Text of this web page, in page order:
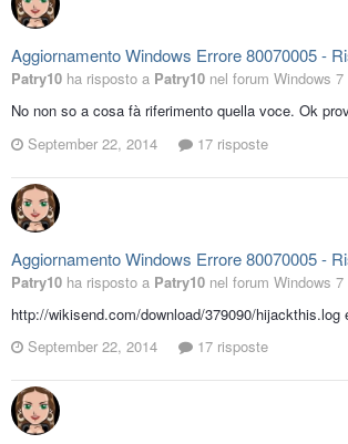
Aggiornamento Windows Errore 80070005 -
Patry10 ha risposto a Patry10 nel forum Windows 7
No non so a cosa fà riferimento quella voce. Ok
September 22, 2014
17 risposte
Aggiornamento Windows Errore 80070005 -
Patry10 ha risposto a Patry10 nel forum Windows 7
http://wikisend.com/download/379090/hijackthis.log
September 22, 2014
17 risposte